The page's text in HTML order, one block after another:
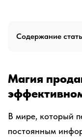
Содержание
Магия
В мире, который
постоянным